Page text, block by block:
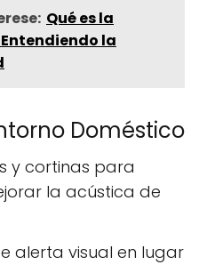
Qué es la
la
Doméstico
y cortinas para
la acústica de
alerta visual en lugar